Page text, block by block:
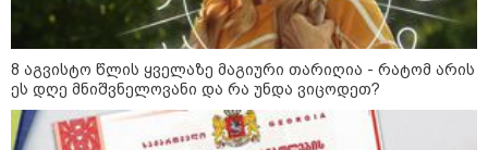
როდის დაიწყო რეალურად
მთავარი შეცდომა, რომელიც
საბედისწერო გამოდგა
8 აგვისტო წლის ყველაზე მაგიური თარიღია - რატომ არის
ეს დღე მნიშვნელოვანი და რა უნდა ვიცოდეთ?